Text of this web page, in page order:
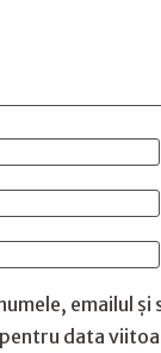
emailul și
data